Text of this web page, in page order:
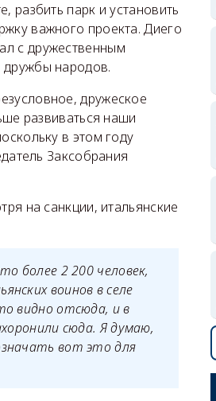
разбить парк и установить
важного проекта. Диего
с дружественным
народов.
дружеское
развиваться наши
в этом году
Заксобрания
на санкции, итальянские
более 2 200 человек,
воинов в селе
видно отсюда, и в
сюда. Я думаю,
вот это для